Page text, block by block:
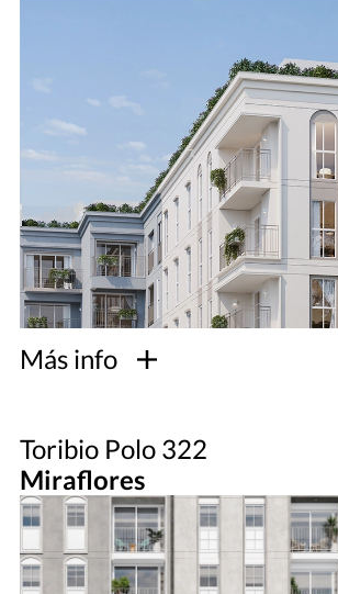
Más info
Toribio Polo 322
Miraflores